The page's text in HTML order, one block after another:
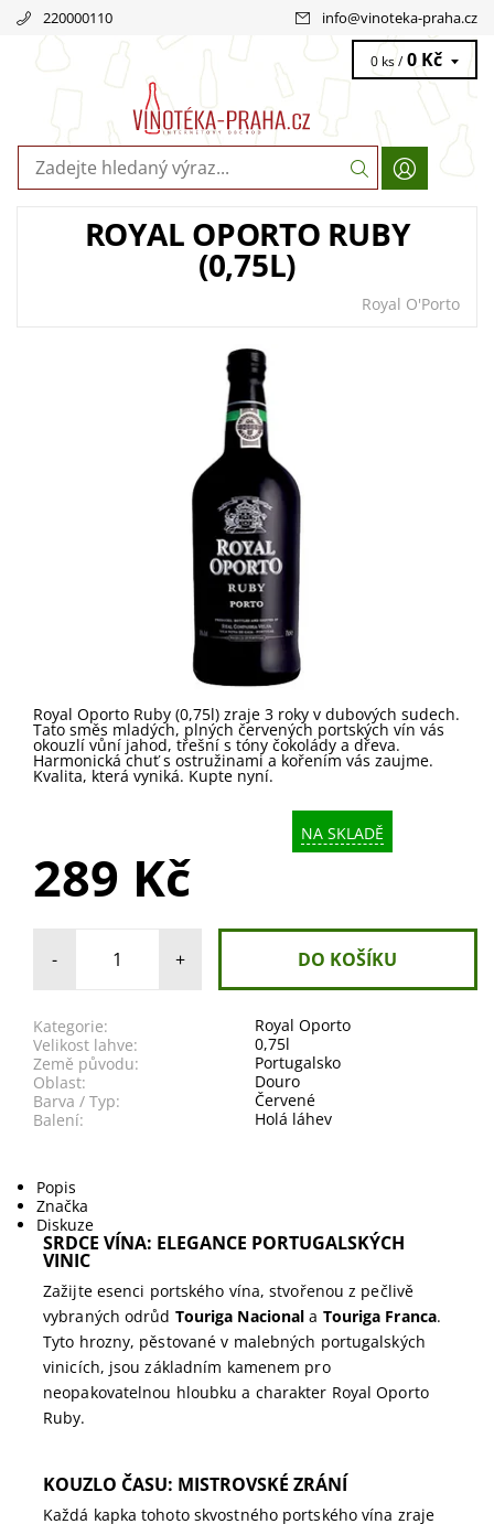
220000110 info@vinoteka-praha.cz
0 ks / 0 Kč
ROYAL OPORTO RUBY
(0,75L)
Royal O'Porto
Royal Oporto Ruby (0,75l) zraje 3 roky v dubových sudech.
Tato směs mladých, plných červených portských vín vás
okouzlí vůní jahod, třešní s tóny čokolády a dřeva.
Harmonická chuť s ostružinami a kořením vás zaujme.
Kvalita, která vyniká. Kupte nyní.
NA SKLADĚ
289 Kč
- +
Kategorie:
Royal Oporto
Velikost lahve:
0,75l
Země původu:
Portugalsko
Oblast:
Douro
Barva / Typ:
Červené
Balení:
Holá láhev
Popis
Značka
Diskuze
SRDCE VÍNA: ELEGANCE PORTUGALSKÝCH
VINIC
Zažijte esenci portského vína, stvořenou z pečlivě
vybraných odrůd Touriga Nacional a Touriga Franca.
Tyto hrozny, pěstované v malebných portugalských
vinicích, jsou základním kamenem pro
neopakovatelnou hloubku a charakter Royal Oporto
Ruby.
KOUZLO ČASU: MISTROVSKÉ ZRÁNÍ
Každá kapka tohoto skvostného portského vína zraje